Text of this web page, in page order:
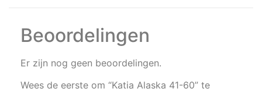
Beoordelingen
Er zijn nog geen beoordelingen.
Wees de eerste om “Katia Alaska 41-60” te